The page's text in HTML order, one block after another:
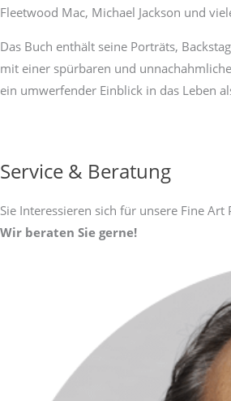
Fleetwood Mac, Michael Jackson und
Das Buch enthält seine Porträts,
mit einer spürbaren und
ein umwerfender Einblick in das Leben
Service & Beratung
Sie Interessieren sich für unsere Fine Art
Wir beraten Sie gerne!